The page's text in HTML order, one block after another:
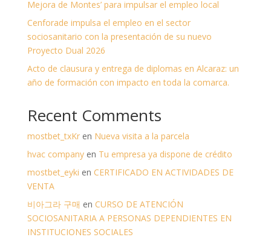
Mejora de Montes’ para impulsar el empleo local
Cenforade impulsa el empleo en el sector
sociosanitario con la presentación de su nuevo
Proyecto Dual 2026
Acto de clausura y entrega de diplomas en Alcaraz: un
año de formación con impacto en toda la comarca.
Recent Comments
mostbet_txKren Nueva visita a la parcela
hvac companyen Tu empresa ya dispone de crédito
mostbet_eyki en CERTIFICADO EN ACTIVIDADES DE
VENTA
비아그라 구매 en CURSO DE ATENCIÓN
SOCIOSANITARIA A PERSONAS DEPENDIENTES EN
INSTITUCIONES SOCIALES